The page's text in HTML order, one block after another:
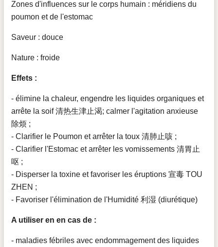
Zones d'influences sur le corps humain : méridiens du
poumon et de l'estomac
Saveur : douce
Nature : froide
Effets :
- élimine la chaleur, engendre les liquides organiques et
arrête la soif 清热生津止渴; calmer l'agitation anxieuse
除烦 ;
- Clarifier le Poumon et arrêter la toux 清肺止咳 ;
- Clarifier l'Estomac et arrêter les vomissements 清胃止
呕 ;
- Disperser la toxine et favoriser les éruptions 宣毒 TOU
ZHEN ;
- Favoriser l'élimination de l'Humidité 利湿 (diurétique)
A utiliser en en cas de :
- maladies fébriles avec endommagement des liquides